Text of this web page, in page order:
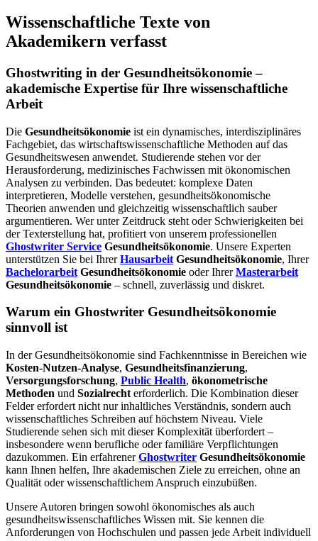
Wissenschaftliche Texte von
Akademikern verfasst
Ghostwriting in der Gesundheitsökonomie –
akademische Expertise für Ihre wissenschaftliche
Arbeit
Die Gesundheitsökonomie ist ein dynamisches, interdisziplinäres
Fachgebiet, das wirtschaftswissenschaftliche Methoden auf das
Gesundheitswesen anwendet. Studierende stehen vor der
Herausforderung, medizinisches Fachwissen mit ökonomischen
Analysen zu verbinden. Das bedeutet: komplexe Daten
interpretieren, Modelle verstehen, gesundheitsökonomische
Theorien anwenden und gleichzeitig wissenschaftlich sauber
argumentieren. Wer unter Zeitdruck steht oder Schwierigkeiten bei
der Texterstellung hat, profitiert von unserem professionellen
Ghostwriter Service Gesundheitsökonomie. Unsere Experten
unterstützen Sie bei IhrerHausarbeit Gesundheitsökonomie, Ihrer
Bachelorarbeit Gesundheitsökonomie oder IhrerMasterarbeit
Gesundheitsökonomie – schnell, zuverlässig und diskret.
Warum ein Ghostwriter Gesundheitsökonomie
sinnvoll ist
In der Gesundheitsökonomie sind Fachkenntnisse in Bereichen wie
Kosten-Nutzen-Analyse, Gesundheitsfinanzierung,
Versorgungsforschung, Public Health, ökonometrische
Methoden und Sozialrecht erforderlich. Die Kombination dieser
Felder erfordert nicht nur inhaltliches Verständnis, sondern auch
wissenschaftliches Schreiben auf höchstem Niveau. Viele
Studierende sehen sich mit dieser Komplexität überfordert –
insbesondere wenn berufliche oder familiäre Verpflichtungen
dazukommen. Ein erfahrenerGhostwriter Gesundheitsökonomie
kann Ihnen helfen, Ihre akademischen Ziele zu erreichen, ohne an
Qualität oder wissenschaftlichem Anspruch einzubüßen.
Unsere Autoren bringen sowohl ökonomisches als auch
gesundheitswissenschaftliches Wissen mit. Sie kennen die
Anforderungen von Hochschulen und passen jede Arbeit individuell